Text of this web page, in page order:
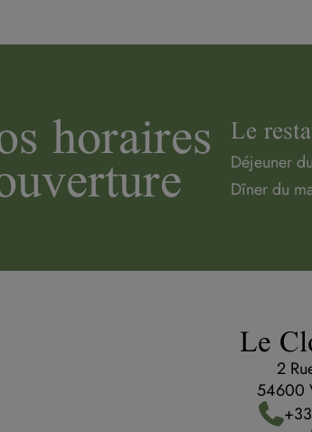
horaires Le
Déjeuner
Dîner du
Le 2
54600